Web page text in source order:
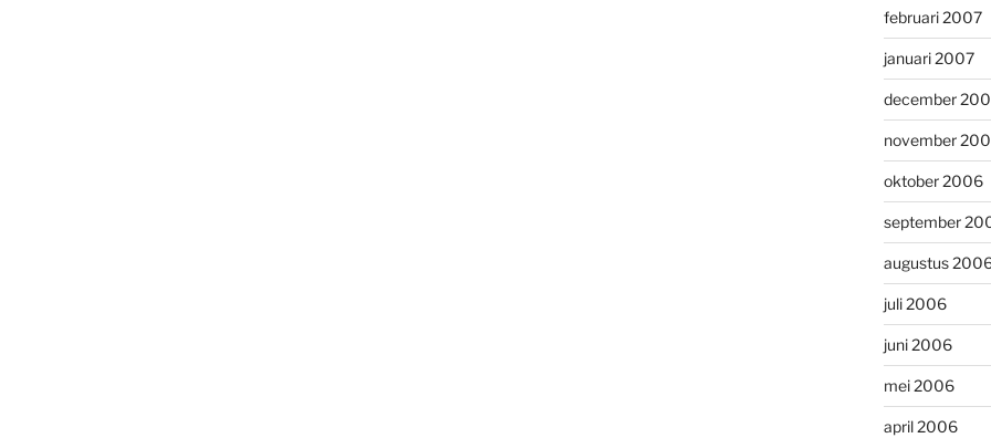
februari 2007
januari 2007
december
november
oktober 2006
september
augustus
juli 2006
juni 2006
mei 2006
april 2006